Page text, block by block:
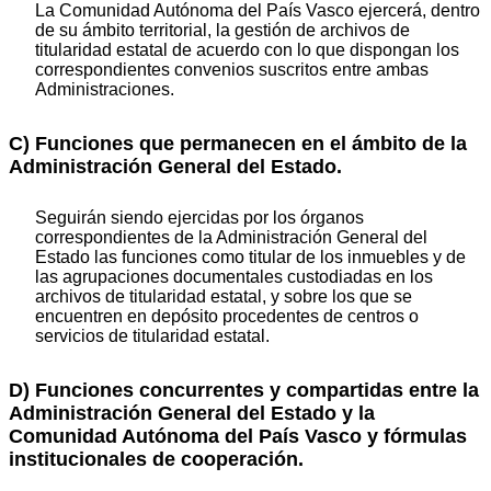
La Comunidad Autónoma del País Vasco ejercerá, dentro
de su ámbito territorial, la gestión de archivos de
titularidad estatal de acuerdo con lo que dispongan los
correspondientes convenios suscritos entre ambas
Administraciones.
C) Funciones que permanecen en el ámbito de la
Administración General del Estado.
Seguirán siendo ejercidas por los órganos
correspondientes de la Administración General del
Estado las funciones como titular de los inmuebles y de
las agrupaciones documentales custodiadas en los
archivos de titularidad estatal, y sobre los que se
encuentren en depósito procedentes de centros o
servicios de titularidad estatal.
D) Funciones concurrentes y compartidas entre la
Administración General del Estado y la
Comunidad Autónoma del País Vasco y fórmulas
institucionales de cooperación.